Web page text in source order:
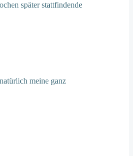
später stattfindende
meine ganz